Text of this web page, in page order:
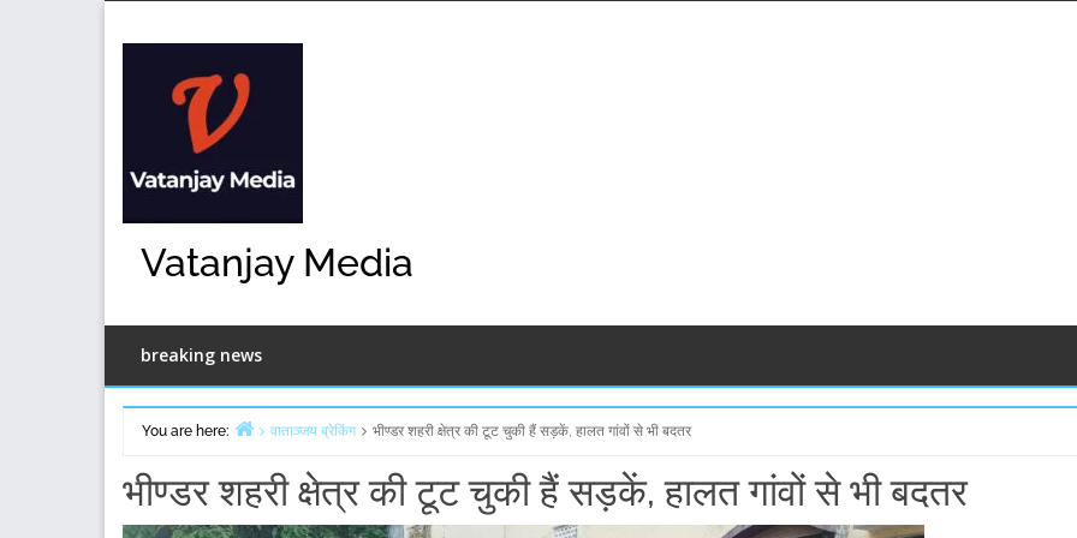
Vatanjay Media
breaking news
You are here:
वाताञ्जय ब्रेकिंग भीण्डर शहरी क्षेत्र की टूट चुकी हैं सड़कें, हालत गांवों से भी बदतर
भीण्डर शहरी क्षेत्र की टूट चुकी हैं सड़कें, हालत गांवों से भी बदतर